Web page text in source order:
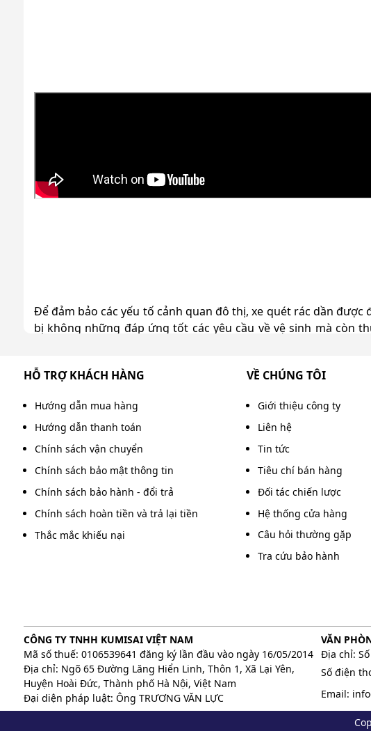
Để đảm bảo các yếu tố cảnh quan đô thị, xe quét rác dần
bị không những đáp ứng tốt các yêu cầu về vệ sinh mà còn
Xe quét rác ngồi
HỖ TRỢ KHÁCH HÀNG
Hướng dẫn mua hàng
Hướng dẫn thanh toán
Chính sách vận chuyển
Chính sách bảo mật thông tin
Chính sách bảo hành - đổi trả
Chính sách hoàn tiền và trả lại tiền
Thắc mắc khiếu nại
VỀ CHÚNG TÔI
Giới thiệu công ty
Liên hệ
Tin tức
Tiêu chí bán hàng
Đối tác chiến lược
Hệ thống cửa hàng
Câu hỏi thường gặp
Tra cứu bảo hành
CÔNG TY TNHH KUMISAI VIỆT NAM
Mã số thuế: 0106539641 đăng ký lần đầu vào ngày 16/05/2014
Địa chỉ: Ngõ 65 Đường Lăng Hiển Linh, Thôn 1, Xã Lại Yên,
Huyện Hoài Đức, Thành phố Hà Nội, Việt Nam
Đại diện pháp luật: Ông TRƯƠNG VĂN LỰC
VĂN
Địa chỉ:
Số điện
Email: